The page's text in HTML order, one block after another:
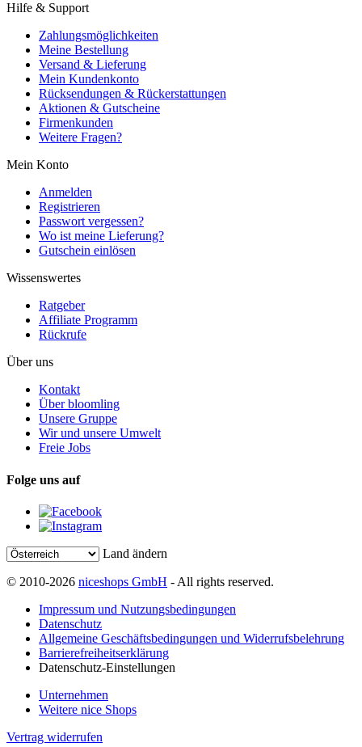
Hilfe & Support
Zahlungsmöglichkeiten
Meine Bestellung
Versand & Lieferung
Mein Kundenkonto
Rücksendungen & Rückerstattungen
Aktionen & Gutscheine
Firmenkunden
Weitere Fragen?
Mein Konto
Anmelden
Registrieren
Passwort vergessen?
Wo ist meine Lieferung?
Gutschein einlösen
Wissenswertes
Ratgeber
Affiliate Programm
Rückrufe
Über uns
Kontakt
Über bloomling
Unsere Gruppe
Wir und unsere Umwelt
Freie Jobs
Folge uns auf
Land ändern
© 2010-2026 niceshops GmbH - All rights reserved.
Impressum und Nutzungsbedingungen
Datenschutz
Allgemeine Geschäftsbedingungen und Widerrufsbelehrung
Barrierefreiheitserklärung
Datenschutz-Einstellungen
Unternehmen
Weitere nice Shops
Vertrag widerrufen